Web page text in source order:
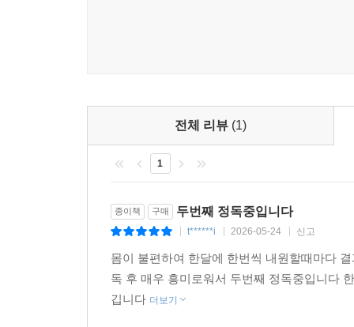
7부. 정신 · 신경 질환
우울, 불안장애 363
ADHD (주의력결핍과잉행동장애) 368
틱장애, 뚜렛증후군 372
치매 예방, 인지저하 376
전체 리뷰 (1)
1
종이책 구매 두번째 정독중입니다
t******i 2026-05-24 신고
몸이 불편하여 한달에 한번씩 내원할때마다
독 후 매우 흥미로워서 두번째 정독중입니다
깁니다 더보기